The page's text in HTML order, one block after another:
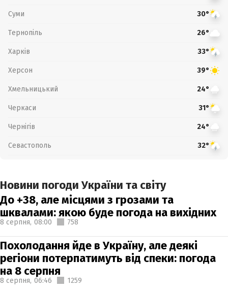
Суми 30°
Тернопіль 26°
Харків 33°
Херсон 39°
Хмельницький 24°
Черкаси 31°
Чернігів 24°
Севастополь 32°
Новини погоди України та світу
До +38, але місцями з грозами та
шквалами: якою буде погода на вихідних
8 серпня, 08:00 758
Похолодання йде в Україну, але деякі
регіони потерпатимуть від спеки: погода
на 8 серпня
8 серпня, 06:46 1259